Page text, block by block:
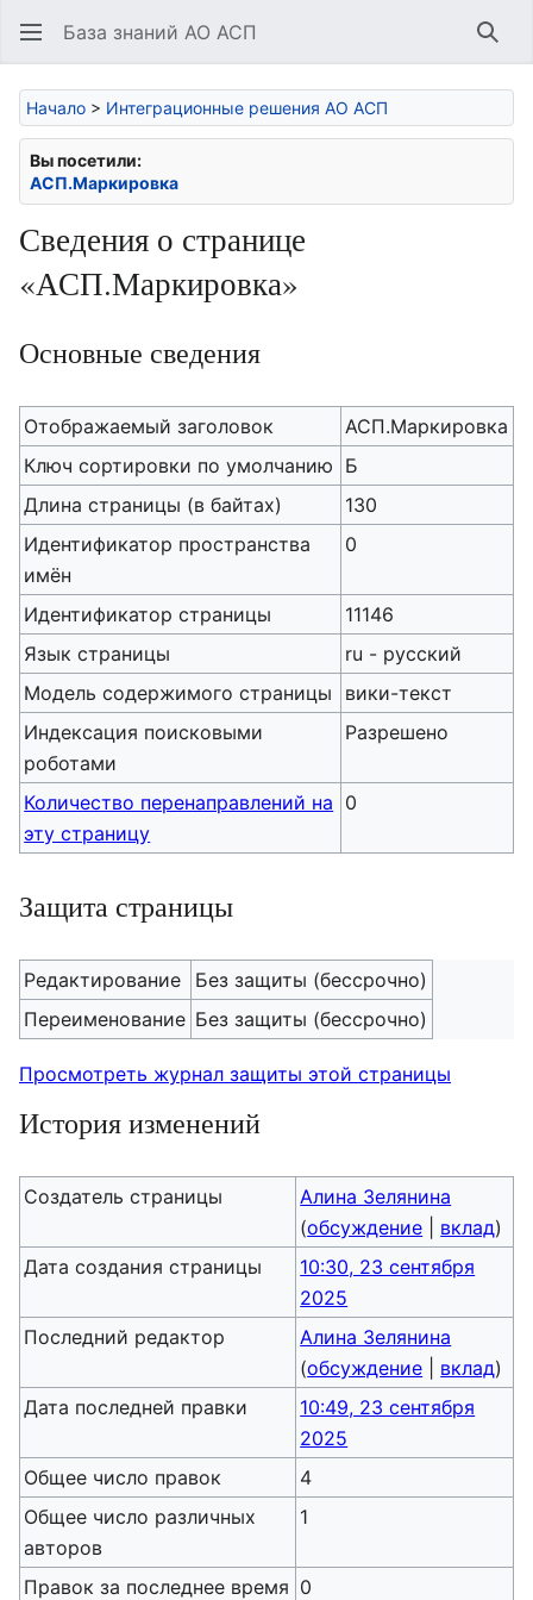
База знаний АО АСП
Начало > Интеграционные решения АО АСП
Вы посетили:
АСП.Маркировка
Сведения о странице
«АСП.Маркировка»
Основные сведения
Отображаемый заголовок
АСП.Маркировка
Ключ сортировки по умолчанию Б
Длина страницы (в байтах)
130
Идентификатор пространства
имён
0
Идентификатор страницы
11146
Язык страницы
ru - русский
Модель содержимого страницы
вики-текст
Индексация поисковыми
роботами
Разрешено
Количество перенаправлений на
эту страницу
0
Защита страницы
Редактирование
Без защиты (бессрочно)
Переименование Без защиты (бессрочно)
Просмотреть журнал защиты этой страницы
История изменений
Создатель страницы
Алина Зелянина
(обсуждение вклад)
Дата создания страницы
10:30, 23 сентября
2025
Последний редактор
Алина Зелянина
(обсуждение вклад)
Дата последней правки
10:49, 23 сентября
2025
Общее число правок
4
Общее число различных
авторов
1
Правок за последнее время 0